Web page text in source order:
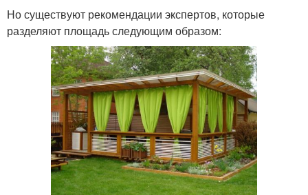
Но существуют рекомендации экспертов, которые
разделяют площадь следующим образом: